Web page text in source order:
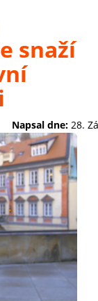
snaží
Napsal dne: 28.